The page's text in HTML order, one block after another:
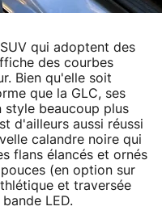
qui adoptent des
des courbes
Bien qu'elle soit
que la GLC, ses
style beaucoup plus
d'ailleurs aussi réussi
calandre noire qui
flans élancés et ornés
(en option sur
et traversée
LED.